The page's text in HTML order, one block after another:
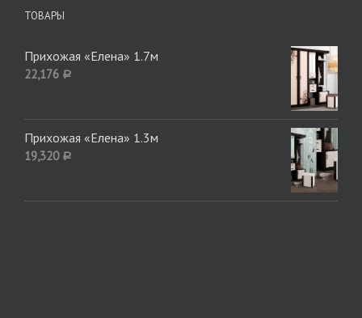
ТОВАРЫ
Прихожая «Елена» 1.7м
22,176 Р
Прихожая «Елена» 1.3м
19,320 Р